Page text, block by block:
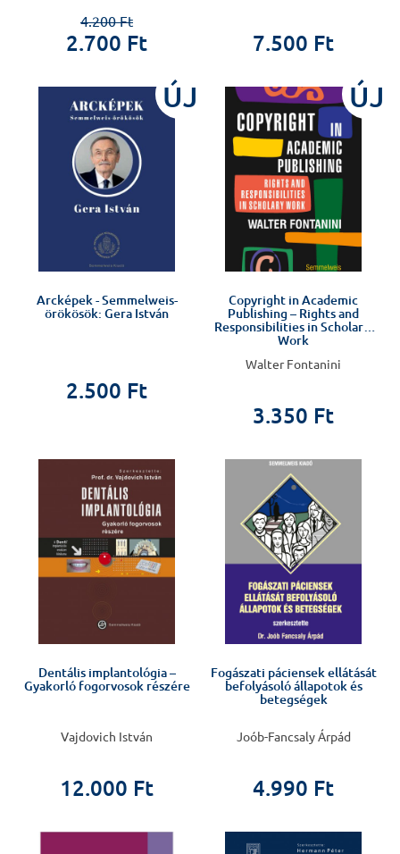
4.200 Ft
2.700 Ft 7.500 Ft
ÚJ
Arcképek - Semmelweis-
örökösök: Gera István
2.500 Ft
ÚJ
Copyright in Academic
Publishing – Rights and
Responsibilities in Scholarly
Work
Walter Fontanini
3.350 Ft
Dentális implantológia –
Gyakorló fogorvosok részére
Vajdovich István
12.000 Ft
Fogászati páciensek ellátását
befolyásoló állapotok és
betegségek
Joób-Fancsaly Árpád
4.990 Ft